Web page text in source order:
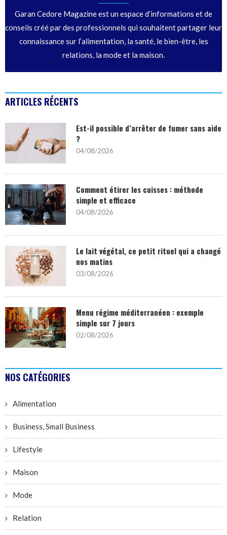
Garan Cedore Magazine est un espace d’informations et de
conseils créé par des professionnels qui souhaitent partager leur
connaissance sur l’alimentation, la santé, le bien-être, les
relations, la mode et la maison.
ARTICLES RÉCENTS
Est-il possible d’arrêter de fumer sans aide
?
04/08/2026
Comment étirer les cuisses : méthode
simple et efficace
04/08/2026
Le lait végétal, ce petit rituel qui a changé
nos matins
03/08/2026
Menu régime méditerranéen : exemple
simple sur 7 jours
02/08/2026
NOS CATÉGORIES
Alimentation
Business, Small Business
Lifestyle
Maison
Mode
Relation